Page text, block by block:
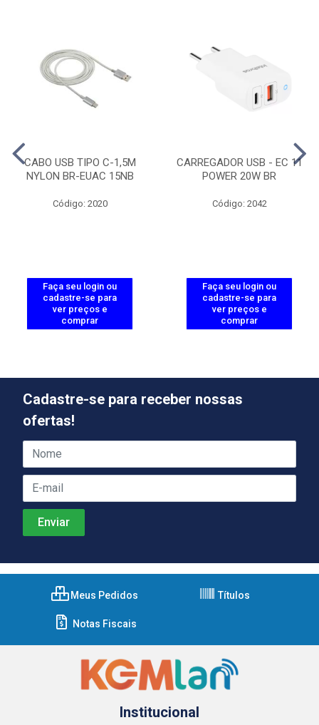
CABO USB TIPO C-1,5M
NYLON BR-EUAC 15NB
Código: 2020
Faça seu login ou
cadastre-se para
ver preços e
comprar
CARREGADOR USB - EC 11
POWER 20W BR
Código: 2042
Faça seu login ou
cadastre-se para
ver preços e
comprar
Cadastre-se para receber nossas
ofertas!
Meus Pedidos Títulos
Notas Fiscais
Institucional